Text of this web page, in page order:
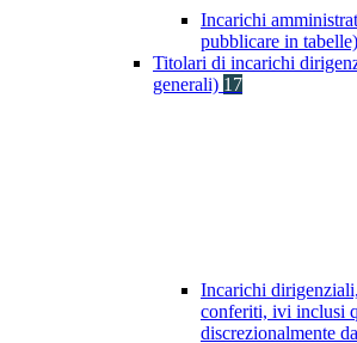
Incarichi
pubblicare in tabelle)
Titolari di incarichi
generali) 17
Incarichi
conferiti, ivi inclusi
discrezionalmente